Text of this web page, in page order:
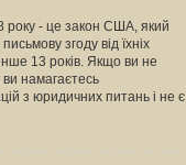
року - це закон США, який
згоду від їхніх
13 років. Якщо ви не
намагаєтесь
з юридичних питань і не є